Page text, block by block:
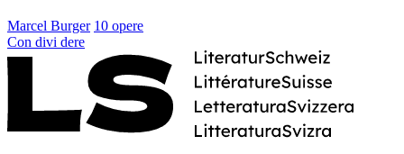
Marcel Burger 10 opere
Con divi dere